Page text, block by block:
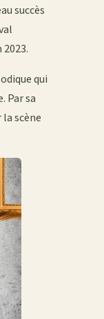
succès
qui
Par sa
scène